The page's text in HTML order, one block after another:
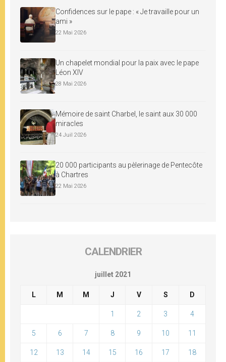
Confidences sur le pape : « Je travaille pour un
ami »
22 Mai 2026
Un chapelet mondial pour la paix avec le pape
Léon XIV
28 Mai 2026
Mémoire de saint Charbel, le saint aux 30 000
miracles
24 Juil 2026
20 000 participants au pèlerinage de Pentecôte
à Chartres
22 Mai 2026
CALENDRIER
juillet 2021
L M M J V S D
1 2 3 4
5 6 7 8 9 10 11
12 13 14 15 16 17 18